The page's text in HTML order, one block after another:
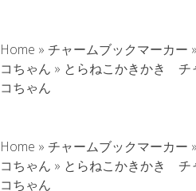
Home » チャームブックマーカー »
コちゃん » とらねこかきかき
コちゃん
Home » チャームブックマーカー »
コちゃん » とらねこかきかき
コちゃん